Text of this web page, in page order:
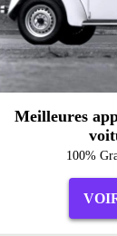
Meilleures
100%